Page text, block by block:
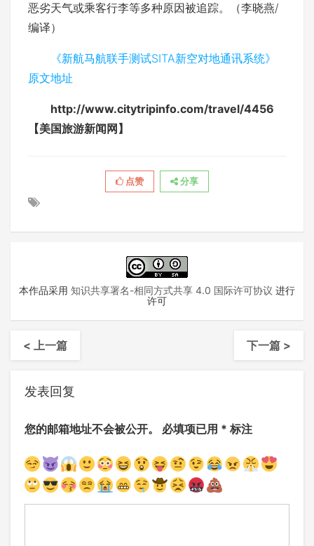
恶劣天气或乘客行李等多种原因被追踪。（李晓燕/
编译）
《新航马航联手测试SITA新空对地通讯系统》
原文地址
http://www.citytripinfo.com/travel/4456
【美国旅游新闻网】
点赞 分享
本作品采用 知识共享署名-相同方式共享 4.0 国际许可协议 进行
许可
< 上一篇 下一篇 >
发表回复
您的邮箱地址不会被公开。 必填项已用 * 标注